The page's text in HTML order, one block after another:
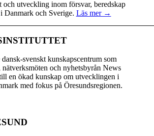
och utveckling inom försvar, beredskap
Danmark och Sverige. Läs mer →
svenskt kunskapscentrum som
nätverksmöten och nyhetsbyrån News
en ökad kunskap om utvecklingen i
med fokus på Öresundsregionen.